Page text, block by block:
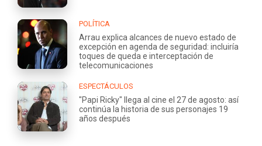
POLÍTICA
Arrau explica alcances de nuevo estado de
excepción en agenda de seguridad: incluiría
toques de queda e interceptación de
telecomunicaciones
ESPECTÁCULOS
"Papi Ricky" llega al cine el 27 de agosto: así
continúa la historia de sus personajes 19
años después